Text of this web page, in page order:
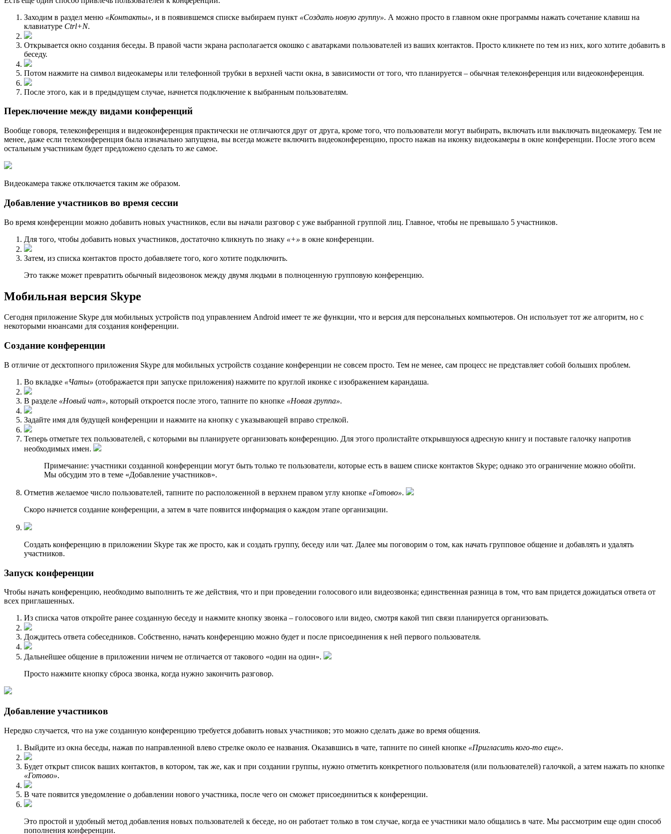
Заходим в раздел меню «Контакты», и в появившемся списке выбираем пункт «Создать новую группу». А можно просто в главном окне программы нажать сочетание клавиш на
клавиатуре Ctrl+N.
Открывается окно создания беседы. В правой части экрана располагается окошко с аватарками пользователей из ваших контактов. Просто кликнете по тем из них, кого хотите добавить в
беседу.
Потом нажмите на символ видеокамеры или телефонной трубки в верхней части окна, в зависимости от того, что планируется – обычная телеконференция или видеоконференция.
После этого, как и в предыдущем случае, начнется подключение к выбранным пользователям.
Переключение между видами конференций
Вообще говоря, телеконференция и видеоконференция практически не отличаются друг от друга, кроме того, что пользователи могут выбирать, включать или выключать видеокамеру. Тем не
менее, даже если телеконференция была изначально запущена, вы всегда можете включить видеоконференцию, просто нажав на иконку видеокамеры в окне конференции. После этого всем
остальным участникам будет предложено сделать то же самое.
Видеокамера также отключается таким же образом.
Добавление участников во время сессии
Во время конференции можно добавить новых участников, если вы начали разговор с уже выбранной группой лиц. Главное, чтобы не превышало 5 участников.
Для того, чтобы добавить новых участников, достаточно кликнуть по знаку «+» в окне конференции.
Затем, из списка контактов просто добавляете того, кого хотите подключить.
Это также может превратить обычный видеозвонок между двумя людьми в полноценную групповую конференцию.
Мобильная версия Skype
Сегодня приложение Skype для мобильных устройств под управлением Android имеет те же функции, что и версия для персональных компьютеров. Он использует тот же алгоритм, но с
некоторыми нюансами для создания конференции.
Создание конференции
В отличие от десктопного приложения Skype для мобильных устройств создание конференции не совсем просто. Тем не менее, сам процесс не представляет собой больших проблем.
Во вкладке «Чаты» (отображается при запуске приложения) нажмите по круглой иконке с изображением карандаша.
В разделе «Новый чат», который откроется после этого, тапните по кнопке «Новая группа».
Задайте имя для будущей конференции и нажмите на кнопку с указывающей вправо стрелкой.
Теперь отметьте тех пользователей, с которыми вы планируете организовать конференцию. Для этого пролистайте открывшуюся адресную книгу и поставьте галочку напротив
необходимых имен.
Примечание: участники созданной конференции могут быть только те пользователи, которые есть в вашем списке контактов Skype; однако это ограничение можно обойти.
Мы обсудим это в теме «Добавление участников».
Отметив желаемое число пользователей, тапните по расположенной в верхнем правом углу кнопке «Готово».
Скоро начнется создание конференции, а затем в чате появится информация о каждом этапе организации.
Создать конференцию в приложении Skype так же просто, как и создать группу, беседу или чат. Далее мы поговорим о том, как начать групповое общение и добавлять и удалять
участников.
Запуск конференции
Чтобы начать конференцию, необходимо выполнить те же действия, что и при проведении голосового или видеозвонка; единственная разница в том, что вам придется дожидаться ответа от
всех приглашенных.
Из списка чатов откройте ранее созданную беседу и нажмите кнопку звонка – голосового или видео, смотря какой тип связи планируется организовать.
Дождитесь ответа собеседников. Собственно, начать конференцию можно будет и после присоединения к ней первого пользователя.
Дальнейшее общение в приложении ничем не отличается от такового «один на один».
Просто нажмите кнопку сброса звонка, когда нужно закончить разговор.
Добавление участников
Нередко случается, что на уже созданную конференцию требуется добавить новых участников; это можно сделать даже во время общения.
Выйдите из окна беседы, нажав по направленной влево стрелке около ее названия. Оказавшись в чате, тапните по синей кнопке «Пригласить кого-то еще».
Будет открыт список ваших контактов, в котором, так же, как и при создании группы, нужно отметить конкретного пользователя (или пользователей) галочкой, а затем нажать по кнопке
«Готово».
В чате появится уведомление о добавлении нового участника, после чего он сможет присоединиться к конференции.
Это простой и удобный метод добавления новых пользователей к беседе, но он работает только в том случае, когда ее участники мало общались в чате. Мы рассмотрим еще один способ
пополнения конференции.